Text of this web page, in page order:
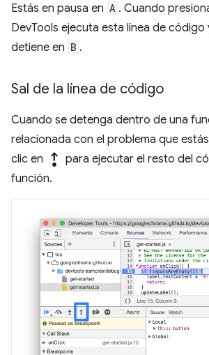
Estás en pausa en A . Cuando
DevTools ejecuta esta línea de código
detiene en B .
Sal de la línea de código
Cuando se detenga dentro de una
relacionada con el problema que
clic en step_out para ejecutar el resto del
función.